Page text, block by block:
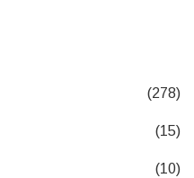
(278)
(15)
(10)